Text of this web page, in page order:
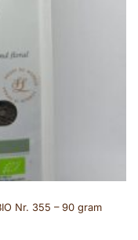
Nr. 355 – 90 gram